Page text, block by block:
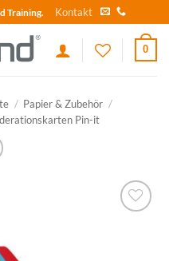
Training. Kontakt
0
/ Papier & Zubehör /
Pin-it